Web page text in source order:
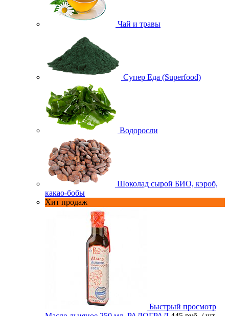
Чай и травы
Супер Еда (Superfood)
Водоросли
Шоколад сырой БИО, кэроб,
какао-бобы
Хит продаж
Быстрый просмотр